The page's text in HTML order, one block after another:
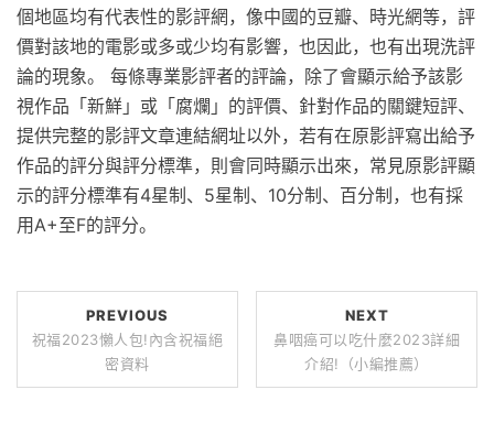
個地區均有代表性的影評網，像中國的豆瓣、時光網等，評
價對該地的電影或多或少均有影響，也因此，也有出現洗評
論的現象。 每條專業影評者的評論，除了會顯示給予該影
視作品「新鮮」或「腐爛」的評價、針對作品的關鍵短評、
提供完整的影評文章連結網址以外，若有在原影評寫出給予
作品的評分與評分標準，則會同時顯示出來，常見原影評顯
示的評分標準有4星制、5星制、10分制、百分制，也有採
用A+至F的評分。
PREVIOUS
祝福2023懶人包!內含祝福絕
密資料
NEXT
鼻咽癌可以吃什麼2023詳細
介紹!（小編推薦）